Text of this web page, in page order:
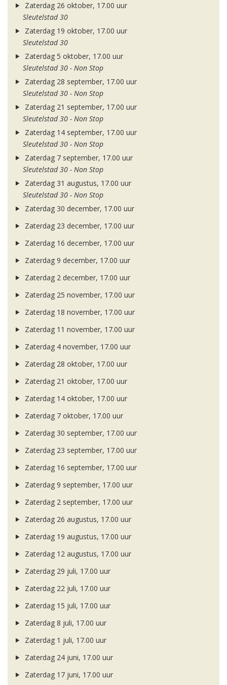
Zaterdag 26 oktober, 17.00 uur
Sleutelstad 30
Zaterdag 19 oktober, 17.00 uur
Sleutelstad 30
Zaterdag 5 oktober, 17.00 uur
Sleutelstad 30 - Non Stop
Zaterdag 28 september, 17.00 uur
Sleutelstad 30 - Non Stop
Zaterdag 21 september, 17.00 uur
Sleutelstad 30 - Non Stop
Zaterdag 14 september, 17.00 uur
Sleutelstad 30 - Non Stop
Zaterdag 7 september, 17.00 uur
Sleutelstad 30 - Non Stop
Zaterdag 31 augustus, 17.00 uur
Sleutelstad 30 - Non Stop
Zaterdag 30 december, 17.00 uur
Zaterdag 23 december, 17.00 uur
Zaterdag 16 december, 17.00 uur
Zaterdag 9 december, 17.00 uur
Zaterdag 2 december, 17.00 uur
Zaterdag 25 november, 17.00 uur
Zaterdag 18 november, 17.00 uur
Zaterdag 11 november, 17.00 uur
Zaterdag 4 november, 17.00 uur
Zaterdag 28 oktober, 17.00 uur
Zaterdag 21 oktober, 17.00 uur
Zaterdag 14 oktober, 17.00 uur
Zaterdag 7 oktober, 17.00 uur
Zaterdag 30 september, 17.00 uur
Zaterdag 23 september, 17.00 uur
Zaterdag 16 september, 17.00 uur
Zaterdag 9 september, 17.00 uur
Zaterdag 2 september, 17.00 uur
Zaterdag 26 augustus, 17.00 uur
Zaterdag 19 augustus, 17.00 uur
Zaterdag 12 augustus, 17.00 uur
Zaterdag 29 juli, 17.00 uur
Zaterdag 22 juli, 17.00 uur
Zaterdag 15 juli, 17.00 uur
Zaterdag 8 juli, 17.00 uur
Zaterdag 1 juli, 17.00 uur
Zaterdag 24 juni, 17.00 uur
Zaterdag 17 juni, 17.00 uur